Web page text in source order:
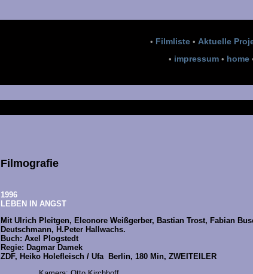
• Filmliste • Aktuelle
• impressum • home
Filmografie
1996
LEBEN IN ANGST
Mit Ulrich Pleitgen, Eleonore Weißgerber, Bastian Trost, Fabian
Deutschmann, H.Peter Hallwachs.
Buch: Axel Plogstedt
Regie: Dagmar Damek
ZDF, Heiko Holefleisch / Ufa Berlin, 180 Min, ZWEITEILER